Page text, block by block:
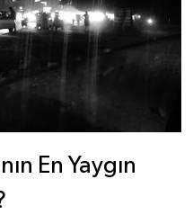
En Yaygın